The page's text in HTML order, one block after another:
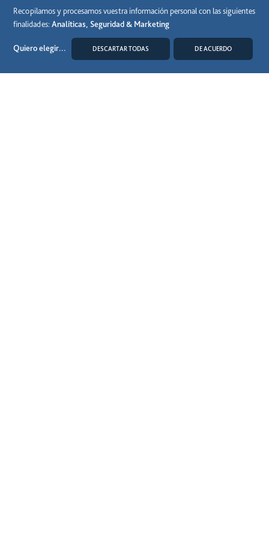
Recopilamos y procesamos vuestra información personal con las siguientes
finalidades: Analíticas, Seguridad & Marketing
Quiero elegir... DESCARTAR TODAS DE ACUERDO